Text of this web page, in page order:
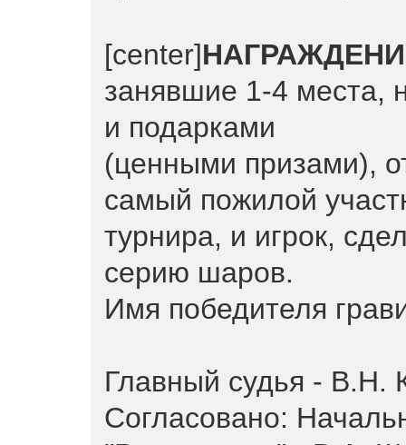
[center]
занявшие 1-4 места,
и подарками
(ценными призами),
самый пожилой
турнира, и игрок,
серию шаров.
Имя победителя
Главный судья - В.Н.
Согласовано: